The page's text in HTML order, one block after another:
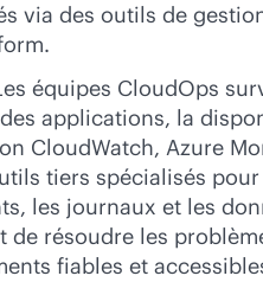
via des outils de
équipes CloudOps
applications, la
CloudWatch, Azure
tiers spécialisés
les journaux et les
de résoudre les
fiables et